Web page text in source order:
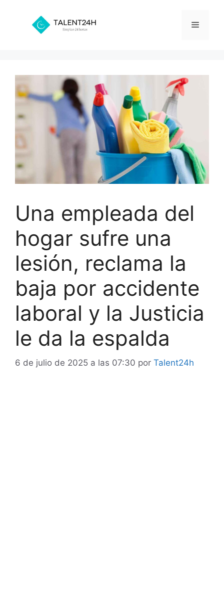
contenido
Menú
Una empleada del
hogar sufre una
lesión, reclama la
baja por accidente
laboral y la Justicia
le da la espalda
6 de julio de 2025 a las 07:30 por Talent24h